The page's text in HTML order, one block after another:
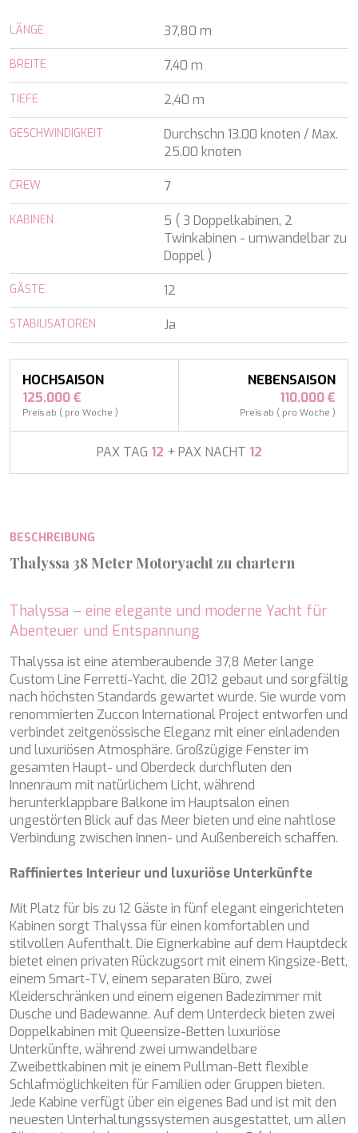
LÄNGE 37,80 m
BREITE 7,40 m
TIEFE 2,40 m
GESCHWINDIGKEIT
Durchschn 13.00 knoten / Max.
25.00 knoten
CREW 7
KABINEN
5 ( 3 Doppelkabinen, 2
Twinkabinen - umwandelbar zu
Doppel )
GÄSTE 12
STABILISATOREN Ja
HOCHSAISON
125.000 €
Preis ab ( pro Woche )
NEBENSAISON
110.000 €
Preis ab ( pro Woche )
PAX TAG 12 + PAX NACHT 12
BESCHREIBUNG
Thalyssa 38 Meter Motoryacht zu chartern
Thalyssa – eine elegante und moderne Yacht für
Abenteuer und Entspannung
Thalyssa ist eine atemberaubende 37,8 Meter lange
Custom Line Ferretti-Yacht, die 2012 gebaut und sorgfältig
nach höchsten Standards gewartet wurde. Sie wurde vom
renommierten Zuccon International Project entworfen und
verbindet zeitgenössische Eleganz mit einer einladenden
und luxuriösen Atmosphäre. Großzügige Fenster im
gesamten Haupt- und Oberdeck durchfluten den
Innenraum mit natürlichem Licht, während
herunterklappbare Balkone im Hauptsalon einen
ungestörten Blick auf das Meer bieten und eine nahtlose
Verbindung zwischen Innen- und Außenbereich schaffen.
Raffiniertes Interieur und luxuriöse Unterkünfte
Mit Platz für bis zu 12 Gäste in fünf elegant eingerichteten
Kabinen sorgt Thalyssa für einen komfortablen und
stilvollen Aufenthalt. Die Eignerkabine auf dem Hauptdeck
bietet einen privaten Rückzugsort mit einem Kingsize-Bett,
einem Smart-TV, einem separaten Büro, zwei
Kleiderschränken und einem eigenen Badezimmer mit
Dusche und Badewanne. Auf dem Unterdeck bieten zwei
Doppelkabinen mit Queensize-Betten luxuriöse
Unterkünfte, während zwei umwandelbare
Zweibettkabinen mit je einem Pullman-Bett flexible
Schlafmöglichkeiten für Familien oder Gruppen bieten.
Jede Kabine verfügt über ein eigenes Bad und ist mit den
neuesten Unterhaltungssystemen ausgestattet, um allen
ALENA
ALFA MARIO
ALICE
ALOIA 80
ALTEYA
ALVIUM
AMADA MIA
ANAVI
ANDILIS
ANETTA
ANGRA TOO
ANIMA MARIS
ANKA
ANNABEL II
ANOTHER ONE
ANTHEYA III
APHAEA
AQUA LIBRA
AQUAVISTA
AQUILA
ARAGO
ASLEC 4
ATLANTIC
AURA I
B4
BABY I
BAGHEERA
BARACUDA VALLETTA
BARRACUDA III
BELLEZZA
BELUGA
BENITA BLUE
BEST OFF
BEYOND
BLACK LION
BLACK PEARL
BLACK PEARL II
BLUE HEAVEN
CALA DI LUNA
CALADAN
CALMA
CALYPSO I
CANER IV
CAPRI I
CARMEN
CAROM
CARPE DIEM
CATCH ME
CHAKRA
CHAMPAGNE HIPPY
CHARADE
Balearen
Indischer Ozean
Griechenland
Italien
Italien
Karibik & Bahamas
Kroatien
Griechenland
Karibik & Bahamas
Indischer Ozean
Balearen
Italien
Südostasien
Südpazifik
Karibik & Bahamas
Cookies ändern
Technik und Funktional Immer aktiv
Diese Website verwendet eigene Cookies, um
Informationen zu sammeln, um unsere Dienste zu
verbessern. Wenn Sie weiter surfen, akzeptieren Sie deren
Installation. Der Benutzer hat die Möglichkeit, seinen
Browser zu konfigurieren und auf Wunsch zu verhindern,
dass er auf seiner Festplatte installiert wird, obwohl er
bedenken muss, dass dies zu Schwierigkeiten beim
Navigieren auf der Website führen kann.
Sie ermöglichen die Beobachtung und Analyse des
Verhaltens der Nutzer dieser Website. Die durch diese Art
von Cookies gesammelten Informationen werden
verwendet, um die Aktivität des Webs zu messen, um
Benutzernavigationsprofile zu erstellen, um basierend auf
der Analyse der Nutzungsdaten der Benutzer des Dienstes
Verbesserungen einzuführen. Sie ermöglichen es uns, die
Präferenzinformationen des Benutzers zu speichern, um
die Qualität unserer Dienstleistungen zu verbessern und
durch empfohlene Produkte ein besseres Erlebnis zu
bieten.
Marketing und Publizität
Diese Cookies werden verwendet, um Informationen über
die Präferenzen und persönlichen Entscheidungen des